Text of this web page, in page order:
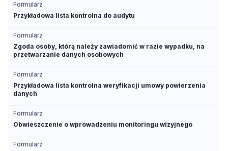
Formularz
Przykładowa lista kontrolna do audytu
Formularz
Zgoda osoby, którą należy zawiadomić w razie wypadku, na
przetwarzanie danych osobowych
Formularz
Przykładowa lista kontrolna weryfikacji umowy powierzenia
danych
Formularz
Obwieszczenie o wprowadzeniu monitoringu wizyjnego
Formularz